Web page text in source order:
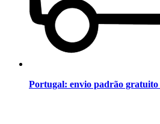
Portugal: envio padrão gratuito